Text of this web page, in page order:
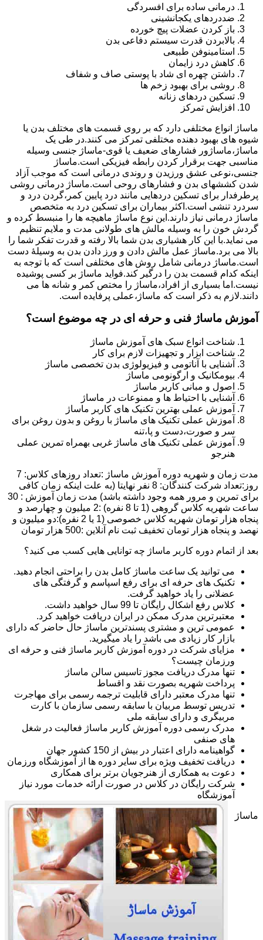
درمانی ساده برای افسردگی
ضددردهای یکجانشینی
باز کردن عضلات پیچ خورده
بالابردن قدرت سیستم دفاعی بدن
استامینوفن طبیعی
کاهش درد زایمان
داشتن چهره ای شاد با پوستی صاف و شفاف
روشی برای بهبود زخم ها
تسکین دردهای زنانه
افزایش تمرکز
ماساژ انواع مختلفی دارد که بر روی قسمت های مختلف بدن یا
شیوه های بهبود دهنده مختلفی تمرکز می کنند.در طی یک
ماساژ،ماساژور فشارهای ضعیف یا قوی-ماساژ جنسی وسیله
مناسبی جهت برقرار کردن رابطه فیزیکی است.ماساژ
جنسی،نوعی عشق ورزیدن و روندی درمانی است که موجب آزاد
شدن کششهای بدن و فشارهای روحی است.ماساژ درمانی روشی
پرطرفدار برای تسکین دردهایی مانند درد پایین کمر،گردن درد و
سردرد تنشی است.اکثر بیماران برای تسکین درد به متخصص
ماساژ درمانی نیاز دارند.این نوع ماساژ ماهیچه ها را منبسط کرده و
گردش خون را به وسیله مالش های طولانی مدت و ملایم تنظیم
می نماید.با این کار هشیاری بدن شما بالا رفته و قدرت تفکر شما را
بالا می برد.ماساژ عمل مالش دادن و ورز دادن بدن به وسیلۀ دست
است.ماساژ درمانی شامل روش های مختلفی است که با توجه به
اینکه کدام قسمت بدن را درگیر کند.فواید ماساژ بر کسی پوشیده
نیست.اما بسیاری از افراد،ماساژ را مختص کمر و شانه ها می
دانند.لازم به ذکر است که ماساژ،عملی پرفایده است.
آموزش ماساژ فنی و حرفه ای در چه موضوع است؟
شناخت انواع سبک های آموزش ماساژ
شناخت ابزار و تجهیزات لازم برای کار
آشنایی با آناتومی و فیزیولوژی بدن تخصصی ماساژ
بیومکانیک و ارگونومی ماساژ
اصول و مبانی کاربر ماساژ
آشنایی با احتیاط ها و ممنوعات در ماساژ
آموزش عملی بهترین تکنیک های کاربر ماساژ
آموزش عملی تکنیک های ماساژ با روغن و بدون روغن برای
سر و صورت،دست و پا،تنه
آموزش عملی تکنیک های ماساژ غربی بهمراه تمرین عملی
هنرجو
مدت زمان و شهریه دوره آموزش ماساژ :تعداد روزهای کلاس: 7
روز:تعداد شرکت کنندگان: 8 نفر نهایتا (به علت اینکه زمان کافی
برای تمرین و مرور همه وجود داشته باشد) مدت زمان آموزش : 30
ساعت شهریه کلاس گروهی (1 تا 8 نفره) :2 میلیون و چهارصد و
پنجاه هزار تومان شهریه کلاس خصوصی (1 یا 2 نفره):دو میلیون و
نهصد و پنجاه هزار تومان تخفیف ثبت نام آنلاین :500 هزار تومان
بعد از اتمام دوره کاربر ماساژ چه توانایی هایی کسب می کنید؟
می توانید یک ساعت ماساژ کامل بدن را براحتی انجام دهید.
تکنیک های حرفه ای برای رفع اسپاسم و گرفتگی های
عضلانی را یاد خواهید گرفت.
کلاس رفع اشکال رایگان تا 99 سال خواهید داشت.
معتبرترین مدرک ممکن در ایران دریافت خواهید کرد.
عمومی ترین و مشتری پسندترین ماساژ حال حاضر که دارای
بازار کار زیادی می باشد را یاد میگیرید.
مزایای شرکت در دوره آموزش کاربر ماساژ فنی و حرفه ای
ورزمان چیست؟
تنها مدرک دریافت مجوز تاسیس سالن ماساژ
پرداخت شهریه بصورت نقد و اقساط
تنها مدرک معتبر دارای قابلیت ترجمه رسمی برای مهاجرت
تدریس توسط مربیان با سابقه رسمی سازمان با کارت
مربیگری و دارای سابقه ملی
مدرک رسمی دوره آموزش کاربر ماساژ فعالیت در شغل
های صنفی
گواهینامه دارای اعتبار در بیش از 150 کشور جهان
دریافت تخفیف ویژه برای سایر دوره ها از آموزشگاه ورزمان
دعوت به همکاری از هنرجویان برتر برای همکاری
شرکت رایگان در کلاس در صورت ارائه خدمات مورد نیاز
آموزشگاه
ماساژ